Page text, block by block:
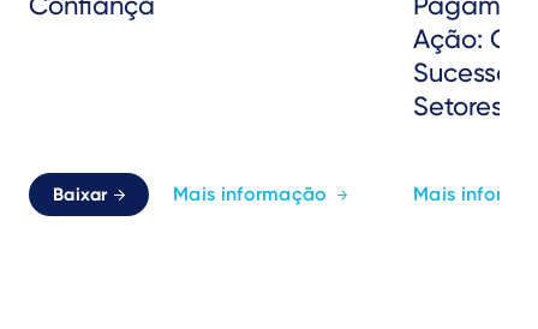
Baixar Mais informação
Ação:
Sucesso
Setores
Mais